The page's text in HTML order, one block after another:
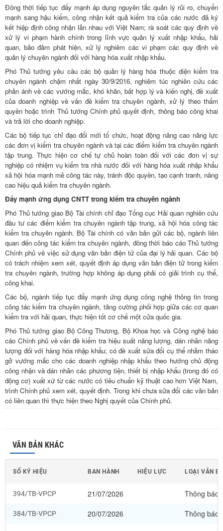
Đồng thời tiếp tục đẩy mạnh áp dụng nguyên tắc quản lý rủi ro, chuyển
mạnh sang hậu kiểm, công nhận kết quả kiểm tra của các nước đã ký
kết hiệp định công nhận lẫn nhau với Việt Nam; rà soát các quy định về
xử lý vi phạm hành chính trong lĩnh vực quản lý xuất nhập khẩu, hải
quan, bảo đảm phát hiện, xử lý nghiêm các vi phạm các quy định về
quản lý chuyên ngành đối với hàng hóa xuất nhập khẩu.
Phó Thủ tướng yêu cầu các bộ quản lý hàng hóa thuộc diện kiểm tra
chuyên ngành chậm nhất ngày 30/9/2016, nghiêm túc nghiên cứu các
phản ánh về các vướng mắc, khó khăn, bất hợp lý và kiến nghị, đề xuất
của doanh nghiệp về vấn đề kiểm tra chuyên ngành, xử lý theo thẩm
quyền hoặc trình Thủ tướng Chính phủ quyết định, thông báo công khai
và trả lời cho doanh nghiệp.
Các bộ tiếp tục chỉ đạo đổi mới tổ chức, hoạt động nâng cao năng lực
các đơn vị kiểm tra chuyên ngành và tại các điểm kiểm tra chuyên ngành
tập trung. Thực hiện cơ chế tự chủ hoàn toàn đối với các đơn vị sự
nghiệp có nhiệm vụ kiểm tra nhà nước đối với hàng hóa xuất nhập khẩu
xã hội hóa mạnh mẽ công tác này, tránh độc quyền, tạo cạnh tranh, nâng
cao hiệu quả kiểm tra chuyên ngành.
Đẩy mạnh ứng dụng CNTT trong kiểm tra chuyên ngành
Phó Thủ tướng giao Bộ Tài chính chỉ đạo Tổng cục Hải quan nghiên cứu
đầu tư các điểm kiểm tra chuyên ngành tập trung, xã hội hóa công tác
kiểm tra chuyên ngành. Bộ Tài chính có văn bản gửi các bộ, ngành liên
quan đến công tác kiểm tra chuyên ngành, đồng thời báo cáo Thủ tướng
Chính phủ về việc sử dụng văn bản điện tử của đại lý hải quan. Các bộ
có trách nhiệm xem xét, quyết định áp dụng văn bản điện tử trong kiểm
tra chuyên ngành, trường hợp không áp dụng phải có giải trình cụ thể,
công khai.
Các bộ, ngành tiếp tục đẩy mạnh ứng dụng công nghệ thông tin trong
công tác kiểm tra chuyên ngành, tăng cường phối hợp giữa các cơ quan
kiểm tra với hải quan, thực hiện tốt cơ chế một cửa quốc gia.
Phó Thủ tướng giao Bộ Công Thương, Bộ Khoa học và Công nghệ báo
cáo Chính phủ về vấn đề kiểm tra hiệu suất năng lượng, dán nhãn năng
lượng đối với hàng hóa nhập khẩu; có đề xuất sửa đổi cụ thể nhằm tháo
gỡ vướng mắc cho các doanh nghiệp nhập khẩu theo hướng chủ động
công nhận và dán nhãn các phương tiện, thiết bị nhập khẩu (trong đó có
động cơ) xuất xứ từ các nước có tiêu chuẩn kỹ thuật cao hơn Việt Nam,
trình Chính phủ xem xét, quyết định. Trong khi chưa sửa đổi các văn bản
có liên quan thì thực hiện theo Nghị quyết của Chính phủ.
VĂN BẢN KHÁC
SỐ KÝ HIỆU BAN HÀNH HIỆU LỰC LOẠI VĂN
394/TB-VPCP 21/07/2026 Thông báo
384/TB-VPCP 20/07/2026 Thông báo